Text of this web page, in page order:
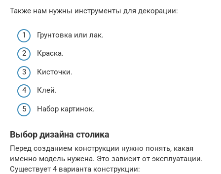
Также нам нужны инструменты для декорации:
Грунтовка или лак.
Краска.
Кисточки.
Клей.
Набор картинок.
Выбор дизайна столика
Перед созданием конструкции нужно понять, какая
именно модель нужена. Это зависит от эксплуатации.
Существует 4 варианта конструкции: